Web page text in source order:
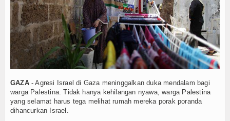
Tokoh
Ceramah
Hikmah
Download
Bisa Langgar UU PDP
Penanganan Beralih ke Percepatan Pemulihan
Pencabutan Status Tuan Rumah FORNAS 2027
1 Agustus
FORNAS 2027, Gubernur: Keputusan Sepihak
Identitas Korban Belum Diketahui
Ditemukan di Kedalaman 15 Meter
Sulteng
35.872 Kopdes Dikebut Rampung Bulan Ini, Siap
Dimulai 6 Agustus
Bisa Langgar UU PDP
GAZA - Agresi Israel di Gaza meninggalkan duka mendalam bagi
warga Palestina. Tidak hanya kehilangan nyawa, warga Palestina
yang selamat harus tega melihat rumah mereka porak poranda
dihancurkan Israel.